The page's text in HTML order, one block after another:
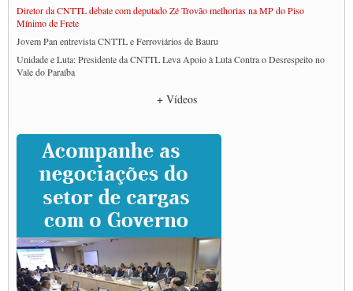
Diretor da CNTTL debate com deputado Zé Trovão melhorias na MP do Piso
Mínimo de Frete
Jovem Pan entrevista CNTTL e Ferroviários de Bauru
Unidade e Luta: Presidente da CNTTL Leva Apoio à Luta Contra o Desrespeito no
Vale do Paraíba
Caminhoneiros prometem paralisação e cobram diálogo com Lula
CNTTL e lideranças de caminhoneiros participam de debate sobre saúde nas
rodovias
Paulinho e Litti debatem política global para transporte rodoviário de cargas na
SUTCRA no Uruguai
Grande Conquista da Categoria transporte de Cargas e Caminhoneiros Autonomos
ENCONTRO INTERNACIONAL EM APOIO A CLASSE TRABALHADORA
DO BRASIL E A ELEIÇÃO 2022
Carta às Brasileiras e aos Brasileiros em Defesa do Estado Democrático de Direito
Paulinho, presidente da CNTTL, faz balanço do 3º Congresso da CNTTL
+ Vídeos